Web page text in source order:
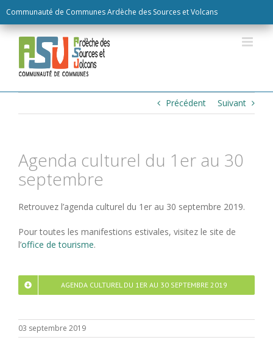
Communauté de Communes Ardèche des Sources et Volcans
to
content
Précédent Suivant
Agenda culturel du 1er au 30
septembre
Retrouvez l’agenda culturel du 1er au 30 septembre 2019.
Pour toutes les manifestions estivales, visitez le site de
l’office de tourisme.
AGENDA CULTUREL DU 1ER AU 30 SEPTEMBRE 2019
03 septembre 2019